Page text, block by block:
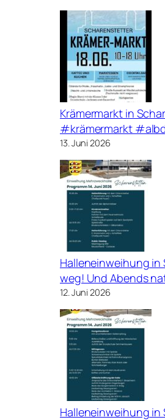
Krämermarkt in
#krämermarkt
13. Juni 2026
Halleneinweihung in
weg! Und Abends
12. Juni 2026
Halleneinweihung in